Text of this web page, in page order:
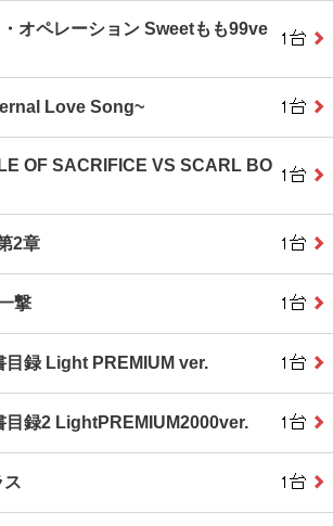
オペレーション Sweetもも99ve
Love Song~
OF SACRIFICE VS SCARL BO
2章
撃
目録 Light PREMIUM ver.
目録2 LightPREMIUM2000ver.
ス